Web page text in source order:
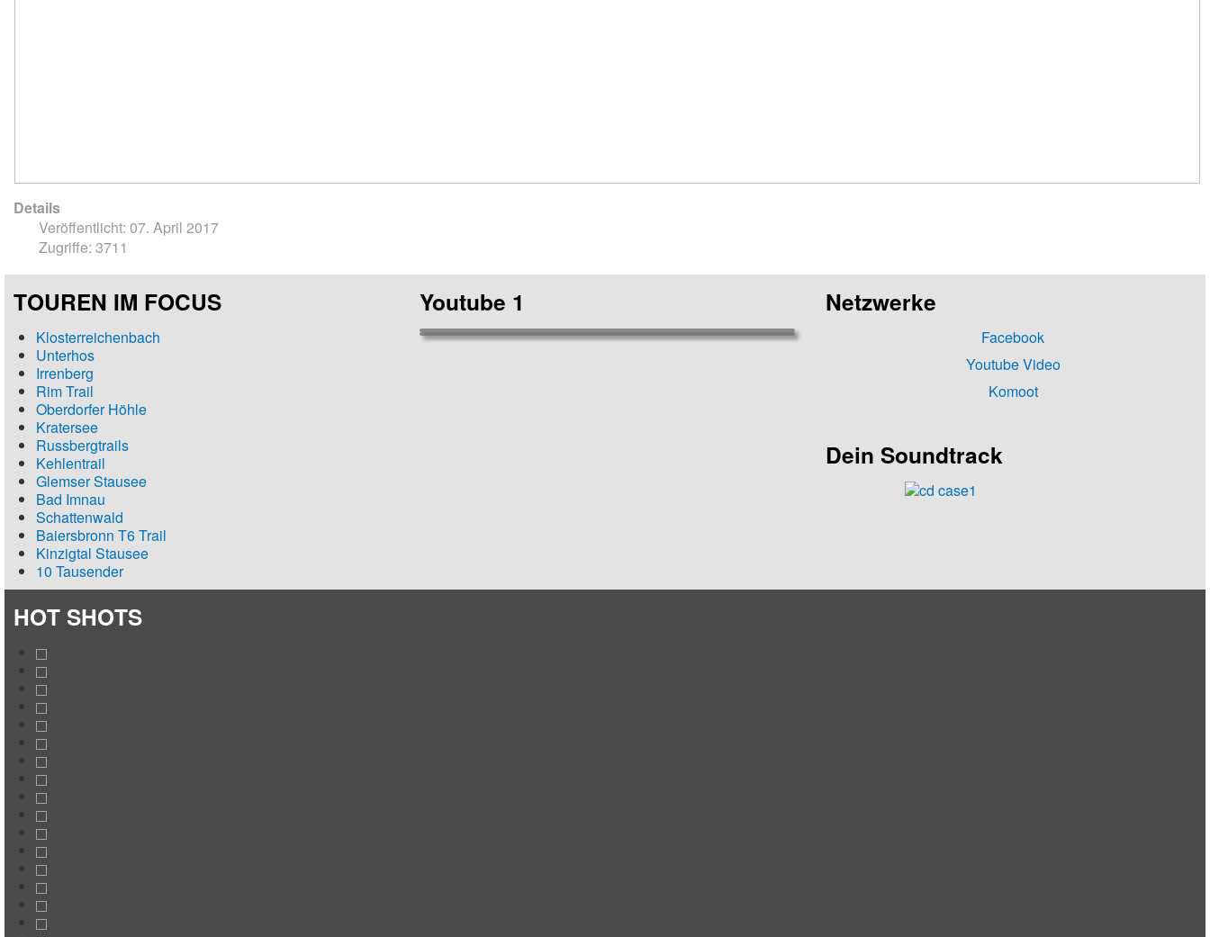
Details
Veröffentlicht: 07. April 2017
Zugriffe: 3711
TOUREN IM FOCUS
Klosterreichenbach
Unterhos
Irrenberg
Rim Trail
Oberdorfer Höhle
Kratersee
Russbergtrails
Kehlentrail
Glemser Stausee
Bad Imnau
Schattenwald
Baiersbronn T6 Trail
Kinzigtal Stausee
10 Tausender
Youtube 1 Netzwerke
Facebook
Youtube Video
Komoot
Dein Soundtrack
HOT SHOTS